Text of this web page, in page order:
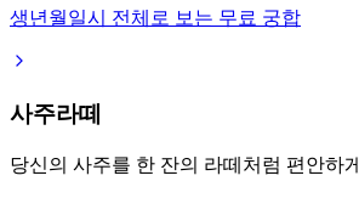
생년월일시 전체로 보는 무료 궁합
사주라떼
당신의 사주를 한 잔의 라떼처럼 편안하게